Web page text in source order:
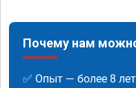
Почему нам
✅ Опыт — более 8